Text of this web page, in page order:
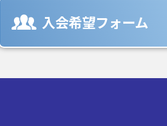
入会希望フォーム